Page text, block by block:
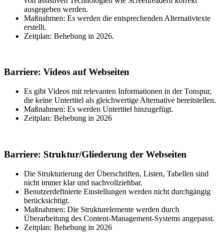
ausgegeben werden.
Maßnahmen: Es werden die entsprechenden Alternativtexte
erstellt.
Zeitplan: Behebung in 2026.
Barriere: Videos auf Webseiten
Es gibt Videos mit relevanten Informationen in der Tonspur,
die keine Untertitel als gleichwertige Alternative bereitstellen.
Maßnahmen: Es werden Untertitel hinzugefügt.
Zeitplan: Behebung in 2026
Barriere: Struktur/Gliederung der Webseiten
Die Strukturierung der Überschriften, Listen, Tabellen sind
nicht immer klar und nachvollziehbar.
Benutzerdefinierte Einstellungen werden nicht durchgängig
berücksichtigt.
Maßnahmen: Die Strukturelemente werden durch
Überarbeitung des Content-Management-Systems angepasst.
Zeitplan: Behebung in 2026